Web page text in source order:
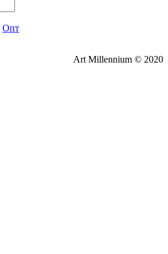
Опт
Art Millennium © 2020